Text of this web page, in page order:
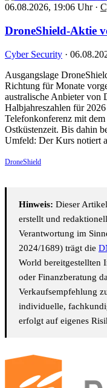
06.08.2026, 19:06 Uhr ·
DroneShield-Aktie
Cyber Security ·
Ausgangslage
Richtung für Monate
australische Anbieter von
Halbjahreszahlen für
Telefonkonferenz mit
Ostküstenzeit. Bis dahin
Umfeld: Der Kurs notiert
DroneShield
Hinweis: Dieser
erstellt und
Verantwortung im
2024/1689) trägt die
World bereitgestellten
oder Finanzberatung
Verkaufsempfehlung
individuelle,
erfolgt auf eigenes